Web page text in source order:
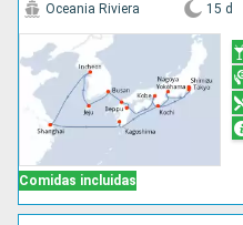
Comidas incluidas
Oceania Riviera 15 d